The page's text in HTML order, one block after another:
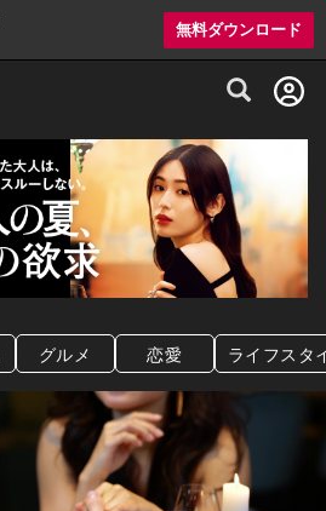
無料ダウンロード
グルメ情報・プレミアムレストラン予約
グルメ 恋愛 ライフスタ